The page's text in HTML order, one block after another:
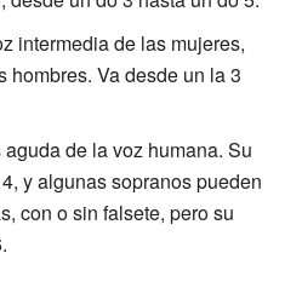
intermedia de las mujeres,
hombres. Va desde un la 3
de la voz humana. Su
y algunas sopranos pueden
con o sin falsete, pero su